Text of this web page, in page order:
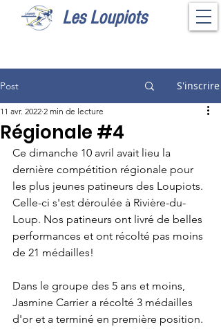
Les Loupiots
Post S'inscrire
Régionale #4
11 avr. 2022 2 min de lecture
Ce dimanche 10 avril avait lieu la
dernière compétition régionale pour
les plus jeunes patineurs des Loupiots.
Celle-ci s'est déroulée à Rivière-du-
Loup. Nos patineurs ont livré de belles
performances et ont récolté pas moins
de 21 médailles!
Dans le groupe des 5 ans et moins,
Jasmine Carrier a récolté 3 médailles
d'or et a terminé en première position.